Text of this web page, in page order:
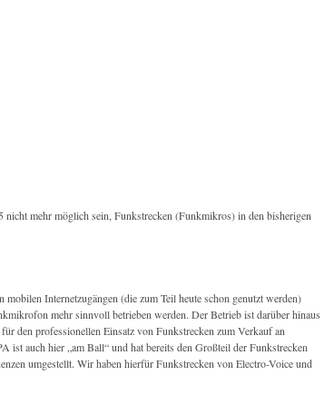
nicht mehr möglich sein, Funkstrecken (Funkmikros) in den bisherigen
Internetzugängen (die zum Teil heute schon genutzt werden)
mehr sinnvoll betrieben werden. Der Betrieb ist darüber hinaus
den professionellen Einsatz von Funkstrecken zum Verkauf an
ist auch hier „am Ball“ und hat bereits den Großteil der Funkstrecken
umgestellt. Wir haben hierfür Funkstrecken von Electro-Voice und